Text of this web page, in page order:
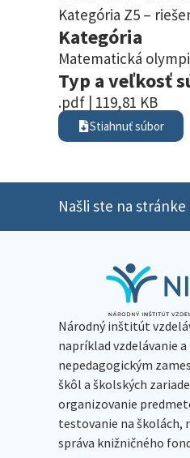
Kategória Z5 –
Kategória
Matematická
Typ a veľkosť
.pdf | 119,81 KB
Stiahnuť súbor
Našli ste na
Národný inštitút
napríklad vzdelávanie
nepedagogickým
škôl a školských
organizovanie
testovanie na školách,
správa knižničného